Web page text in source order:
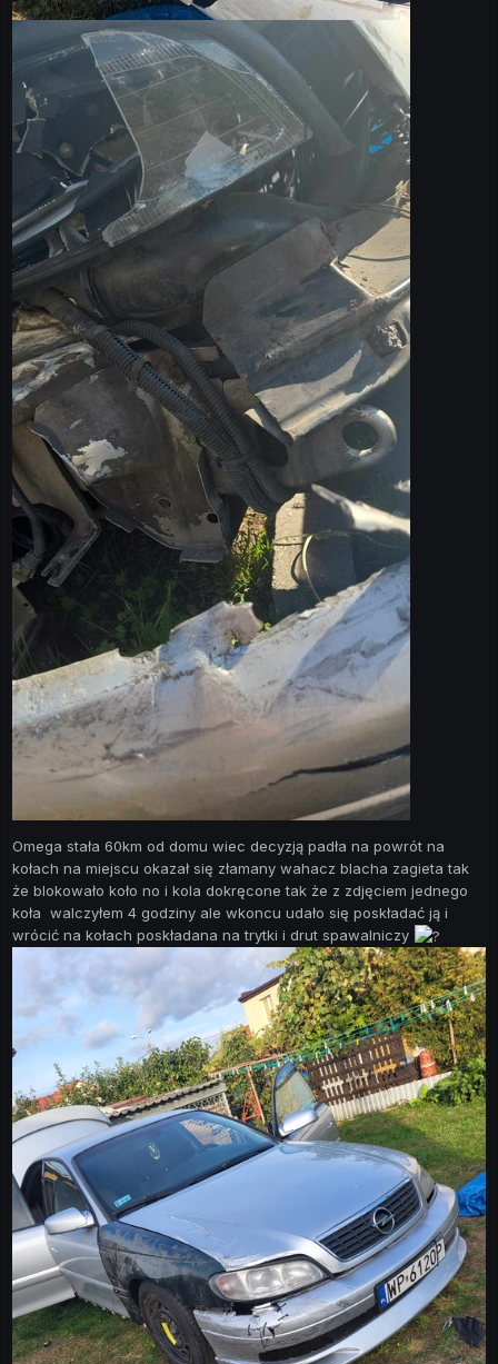
Omega stała 60km od domu wiec decyzją padła na powrót na
kołach na miejscu okazał się złamany wahacz blacha zagieta tak
że blokowało koło no i kola dokręcone tak że z zdjęciem jednego
koła walczyłem 4 godziny ale wkoncu udało się poskładać ją i
wrócić na kołach poskładana na trytki i drut spawalniczy